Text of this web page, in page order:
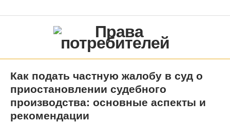
Как подать частную жалобу в суд о
приостановлении судебного
производства: основные аспекты и
рекомендации